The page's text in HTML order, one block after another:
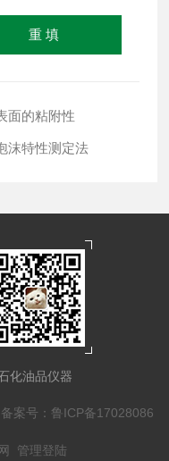
面的粘附性
沫特性测定法
化油品仪器
备案号：鲁ICP备17028086
管理登陆